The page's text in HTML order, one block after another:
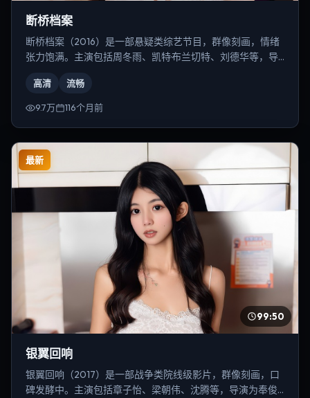
断桥档案
断桥档案（2016）是一部悬疑类综艺节目，群像刻画，情绪
张力饱满。主演包括周冬雨、凯特·布兰切特、刘德华等，导
高清 流畅
9.7万 116个月前
最新
99:50
银翼回响
银翼回响（2017）是一部战争类院线级影片，群像刻画，口
碑发酵中。主演包括章子怡、梁朝伟、沈腾等，导演为奉俊